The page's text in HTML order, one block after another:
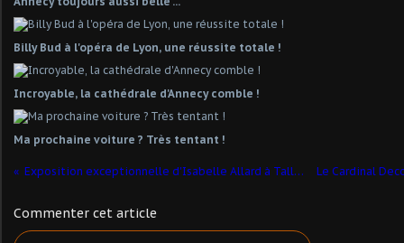
Billy Bud à l'opéra de Lyon, une réussite totale !
Incroyable, la cathédrale d'Annecy comble !
Ma prochaine voiture ? Très tentant !
Exposition exceptionnelle d'Isabelle Allard à Talloires
Commenter cet article